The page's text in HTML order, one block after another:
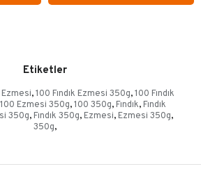
Etiketler
Ezmesi, 100 Fındık Ezmesi 350g, 100 Fındık
100 Ezmesi 350g, 100 350g, Fındık, Fındık
350g, Fındık 350g, Ezmesi, Ezmesi 350g,
350g,